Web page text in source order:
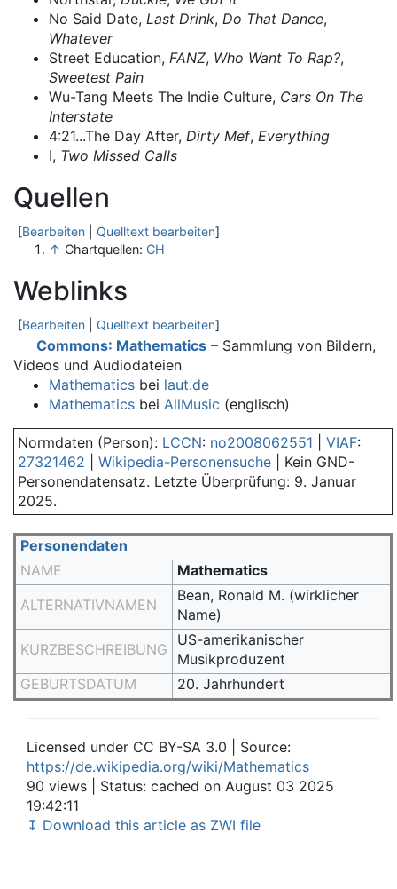
No Said Date, Last Drink, Do That Dance,
Whatever
Street Education, FANZ, Who Want To Rap?,
Sweetest Pain
Wu-Tang Meets The Indie Culture, Cars On The
Interstate
4:21...The Day After, Dirty Mef, Everything
I, Two Missed Calls
Quellen
[Bearbeiten Quelltext bearbeiten]
↑ Chartquellen: CH
Weblinks
[Bearbeiten Quelltext bearbeiten]
Commons: Mathematics– Sammlung von Bildern,
Videos und Audiodateien
Mathematics bei laut.de
Mathematics bei AllMusic (englisch)
Normdaten (Person): LCCN: no2008062551 VIAF:
27321462
Wikipedia-Personensuche | Kein GND-
Personendatensatz. Letzte Überprüfung: 9. Januar
2025.
Personendaten
NAME
Mathematics
ALTERNATIVNAMEN
Bean, Ronald M. (wirklicher
Name)
KURZBESCHREIBUNG
US-amerikanischer
Musikproduzent
GEBURTSDATUM
20. Jahrhundert
Licensed under CC BY-SA 3.0 | Source:
https://de.wikipedia.org/wiki/Mathematics
90 views | Status: cached on August 03 2025
19:42:11
↧ Download this article as ZWI file